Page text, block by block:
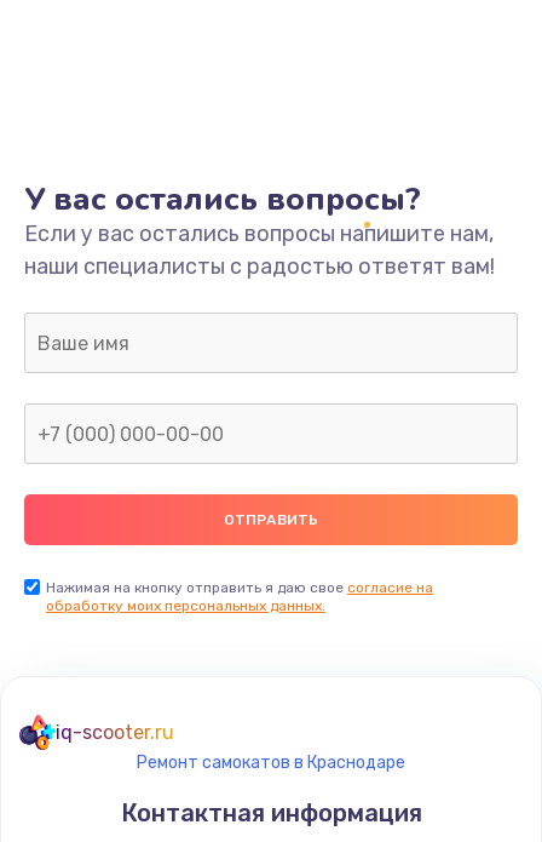
У вас остались вопросы?
Если у вас остались вопросы напишите нам,
наши специалисты с радостью ответят вам!
Нажимая на кнопку отправить я даю свое согласие на
обработку моих персональных данных.
iq-scooter.ru
Ремонт самокатов в Краснодаре
Контактная информация